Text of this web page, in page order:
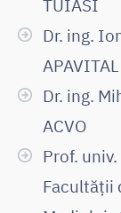
TUIASI
Dr. ing.
Dr. ing.
ACVO
Prof.
Facultății